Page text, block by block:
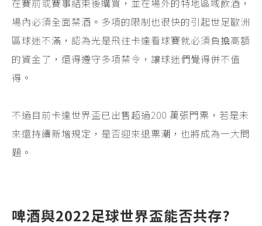
在賽前或賽事結束後購買，並在場外的特地區域飲酒，
場內必須全面禁酒。多項的限制也很快的引起世足歐洲
區球迷不滿，認為光是飛往卡達看球賽就必須負擔高額
的資金了，還得遵守多項禁令，讓球迷們覺得併不值
得。
不過目前卡達世界盃已出售超過200 萬張門票，若是未
來還持續新增規定，是否迎來退票潮，也將成為一大問
題。
啤酒與2022足球世界盃能否共存?